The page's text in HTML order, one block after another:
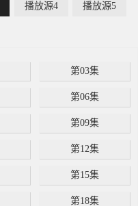
播放源4 播放源5
第03集
第06集
第09集
第12集
第15集
第18集